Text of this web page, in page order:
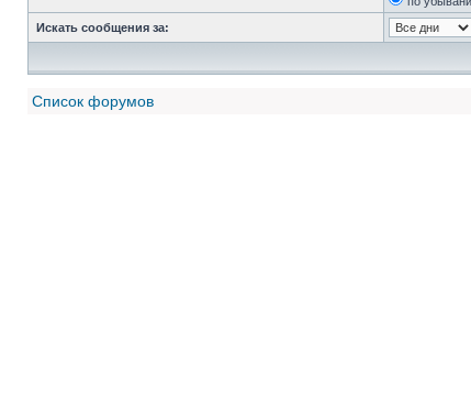
Искать сообщения за:
Список форумов